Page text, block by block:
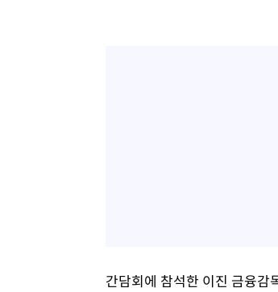
간담회에 참석한 이진 금융감